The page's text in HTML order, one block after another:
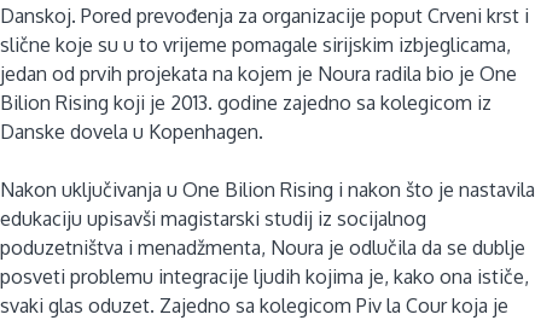
Danskoj. Pored prevođenja za organizacije poput Crveni krst i
slične koje su u to vrijeme pomagale sirijskim izbjeglicama,
jedan od prvih projekata na kojem je Noura radila bio je One
Bilion Rising koji je 2013. godine zajedno sa kolegicom iz
Danske dovela u Kopenhagen.
Nakon uključivanja u One Bilion Rising i nakon što je nastavila
edukaciju upisavši magistarski studij iz socijalnog
poduzetništva i menadžmenta, Noura je odlučila da se dublje
posveti problemu integracije ljudih kojima je, kako ona ističe,
svaki glas oduzet. Zajedno sa kolegicom Piv la Cour koja je